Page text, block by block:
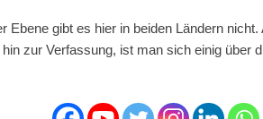
gibt es hier in beiden Ländern nicht.
zur Verfassung, ist man sich einig über